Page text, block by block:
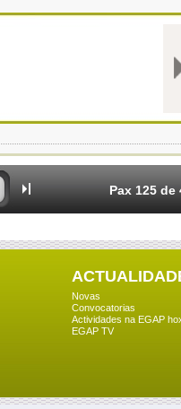
Pax 125 de
Novas
Convocatorias
Actividades na EGAP
EGAP TV